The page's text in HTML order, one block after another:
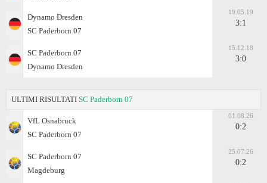
Dynamo Dresden
SC Paderborn 07
19.05.19
3:1
SC Paderborn 07
Dynamo Dresden
15.12.18
3:0
ULTIMI RISULTATI SC Paderborn 07
VfL Osnabruck
SC Paderborn 07
01.08.26
0:2
SC Paderborn 07
Magdeburg
25.07.26
0:2